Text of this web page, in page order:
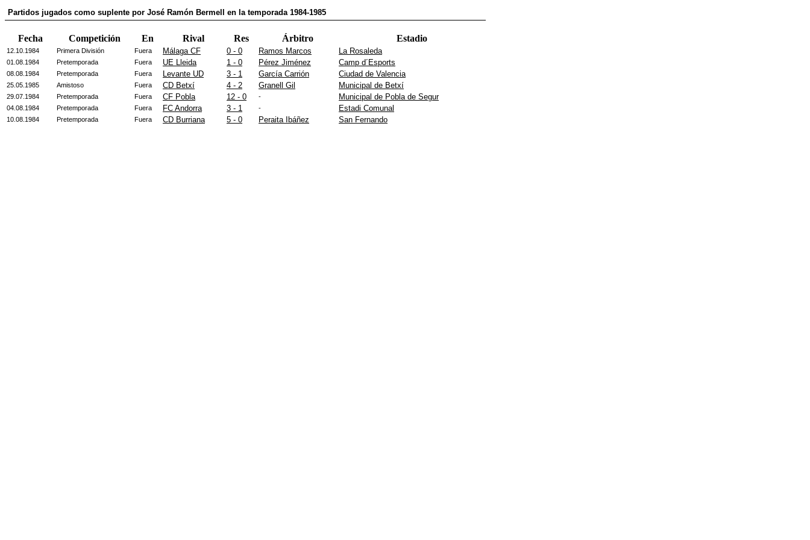
Partidos jugados como suplente por José Ramón Bermell en la temporada 1984-1985
Fecha Competición En Rival Res Árbitro Estadio
12.10.1984 Primera División Fuera Málaga CF 0 - 0 Ramos Marcos La Rosaleda
01.08.1984 Pretemporada Fuera UE Lleida 1 - 0 Pérez Jiménez Camp d´Esports
08.08.1984 Pretemporada Fuera Levante UD 3 - 1 García Carrión Ciudad de Valencia
25.05.1985 Amistoso Fuera CD Betxí 4 - 2 Granell Gil Municipal de Betxí
29.07.1984 Pretemporada Fuera CF Pobla 12 - 0 - Municipal de Pobla de Segur
04.08.1984 Pretemporada Fuera FC Andorra 3 - 1 - Estadi Comunal
10.08.1984 Pretemporada Fuera CD Burriana 5 - 0 Peraita Ibáñez San Fernando